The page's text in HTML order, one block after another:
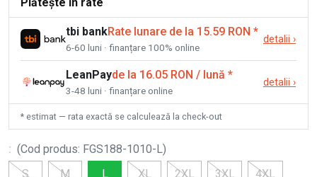
tbi bankRate lunare de la 15.59 RON *
6-60 luni · finanțare 100% online
detalii ›
LeanPayde la 16.05 RON / lună *
3-48 luni · finanțare online
detalii ›
* estimat — rata exactă se calculează la check-out
: (Cod produs: FGS188-1010-L)
S
M L XL 2XL 3XL 4XL